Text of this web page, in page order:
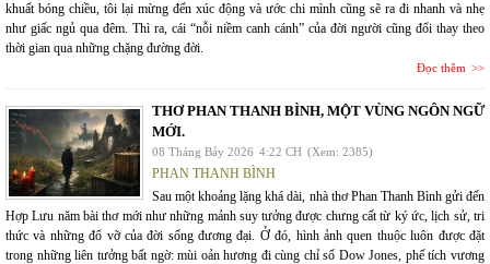
khuất bóng chiều, tôi lại mừng đến xúc động và ước chi mình cũng sẽ ra đi nhanh và nhẹ
như giấc ngủ qua đêm. Thì ra, cái “nỗi niềm canh cánh” của đời người cũng đổi thay theo
thời gian qua những chặng đường đời.
Đọc thêm
THƠ PHAN THANH BÌNH, MỘT VÙNG NGÔN NGỮ
MỚI.
08 Tháng Bảy 2026 4:22 CH (Xem: 2385)
PHAN THANH BÌNH
Sau một khoảng lặng khá dài, nhà thơ Phan Thanh Bình gửi đến
Hợp Lưu năm bài thơ mới như những mảnh suy tưởng được chưng cất từ ký ức, lịch sử, tri
thức và những đổ vỡ của đời sống đương đại. Ở đó, hình ảnh quen thuộc luôn được đặt
trong những liên tưởng bất ngờ: mùi oản hương đi cùng chỉ số Dow Jones, phế tích vương